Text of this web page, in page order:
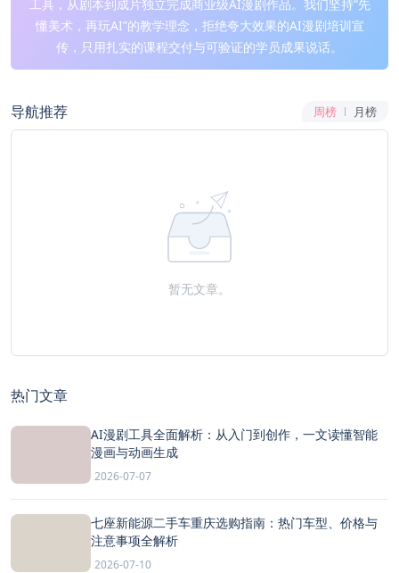
工具，从剧本到成片独立完成商业级AI漫剧作品。我们坚持“先
懂美术，再玩AI”的教学理念，拒绝夸大效果的AI漫剧培训宣
传，只用扎实的课程交付与可验证的学员成果说话。
导航推荐 周榜 月榜
暂无文章。
热门文章
AI漫剧工具全面解析：从入门到创作，一文读懂智能
漫画与动画生成
2026-07-07
七座新能源二手车重庆选购指南：热门车型、价格与
注意事项全解析
2026-07-10